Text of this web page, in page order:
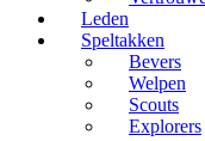
Leden
Speltakken
Bevers
Welpen
Scouts
Explorers